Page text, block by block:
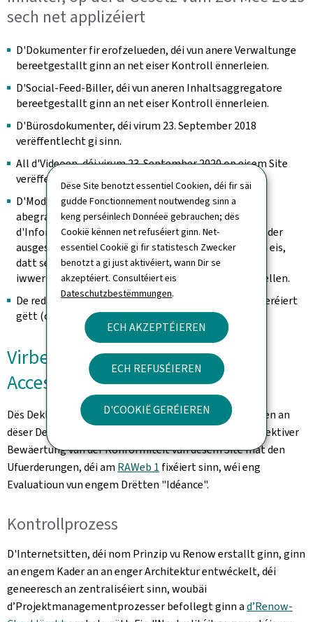
Dëse Site benotzt essentiel Cookien, déi fir säi
gudde Fonctionnement noutwendeg sinn a
keng perséinlech Donnéeë gebrauchen; dës
Cookië kënnen net refuséiert ginn. Net-
essentiel Cookië gi fir statistesch Zwecker
benotzt a gi just aktivéiert, wann Dir se
akzeptéiert. Consultéiert eis
Dateschutzbestëmmungen.
ECH AKZEPTÉIEREN
ECH REFUSÉIEREN
D'COOKIË GERÉIEREN
sech net applizéiert
D'Dokumenter fir erofzelueden, déi vun anere Verwaltunge
bereetgestallt ginn an net eiser Kontroll ënnerleien.
D'Social-Feed-Biller, déi vun aneren Inhaltsaggregatore
bereetgestallt ginn an net eiser Kontroll ënnerleien.
D'Bürosdokumenter, déi virum 23. September 2018
verëffentlecht gi sinn.
All d'Videoen, déi virum 23. September 2020 op eisem Site
verëffentlecht gi sinn.
D'Modüller mat den interaktive Kaarte sinn net mat
abegraff, wann et op der Säit eng Alternativ gëtt, fir
d'Informatioun vun der Kaart ze kréien (Presenz vun der
ausgeschriwwener Adress zum Beispill). Mir beméien eis,
datt se weiderhin identifizéiert kënne ginn, an
iwwerpréiwen, datt se keng Fal fir d'Tastatur duerstellen.
De redaktionellen Inhalt, deen als archivéiert consideréiert
gëtt (ouni Modifikatioun nom 23. September 2019).
Virbereedung vun dëser
Accessibilitéitsdeklaratioun
Dës Deklaratioun gouf de(n)3.1.2025erstallt. D'Angaben an
dëser Deklaratioun sinn exakt a baséieren op enger effektiver
Bewäertung vun der Konformitéit vun dësem Site mat den
Ufuerderungen, déi am RAWeb 1 fixéiert sinn, wéi eng
Evaluatioun vun engem Drëtten "Idéance".
Kontrollprozess
D'Internetsitten, déi nom Prinzip vu Renow erstallt ginn, ginn
an engem Kader an an enger Architektur entwéckelt, déi
geneeresch an zentraliséiert sinn, woubäi
d’Projektmanagementprozesser befollegt ginn ad’Renow-